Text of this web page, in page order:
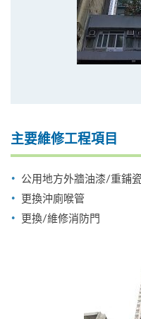
主要維修工程項目
公用地方外牆油漆/重鋪
更換沖廁喉管
更換/維修消防門